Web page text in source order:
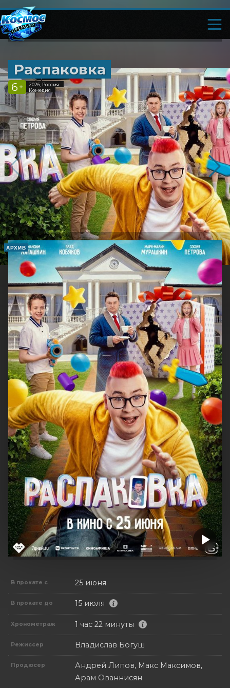
Распаковка
6 +
2026, Россия
Комедия
АРХИВ
В прокате с 25 июня
В прокате до 15 июля
Хронометраж 1 час 22 минуты
Режиссер Владислав Богуш
Продюсер
Андрей Липов, Макс Максимов,
Арам Ованнисян